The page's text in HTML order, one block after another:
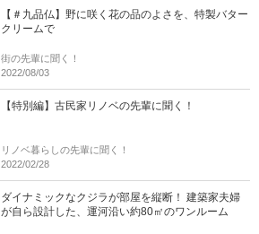
【＃九品仏】野に咲く花の品のよさを、特製バター
クリームで
街の先輩に聞く！
2022/08/03
【特別編】古民家リノベの先輩に聞く！
リノベ暮らしの先輩に聞く！
2022/02/28
ダイナミックなクジラが部屋を縦断！ 建築家夫婦
が自ら設計した、運河沿い約80㎡のワンルーム